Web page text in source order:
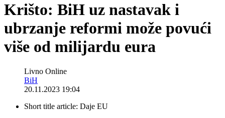
Krišto: BiH uz nastavak i
ubrzanje reformi može povući
više od milijardu eura
Livno Online
BiH
20.11.2023 19:04
Short title article: Daje EU